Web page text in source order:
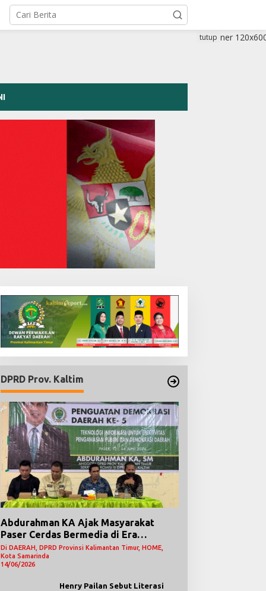
tutup
DPRD Prov. Kaltim
Abdurahman KA Ajak Masyarakat
Paser Cerdas Bermedia di Era
Demokrasi Digital
Di DAERAH, DPRD Provinsi Kalimantan Timur, HOME,
Kota Samarinda
14/06/2026
Henry Pailan Sebut Literasi